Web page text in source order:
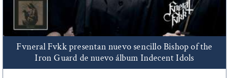
Fvneral Fvkk presentan nuevo sencillo Bishop of the
Iron Guard de nuevo álbum Indecent Idols